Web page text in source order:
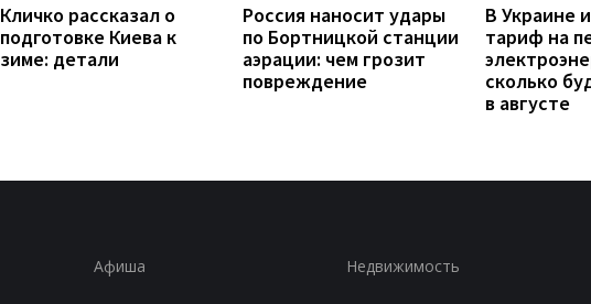
Кличко рассказал о
подготовке Киева к
зиме: детали
Россия наносит удары
по Бортницкой станции
аэрации: чем грозит
повреждение
В Украине
тариф на
сколько
в августе
Афиша Недвижимость